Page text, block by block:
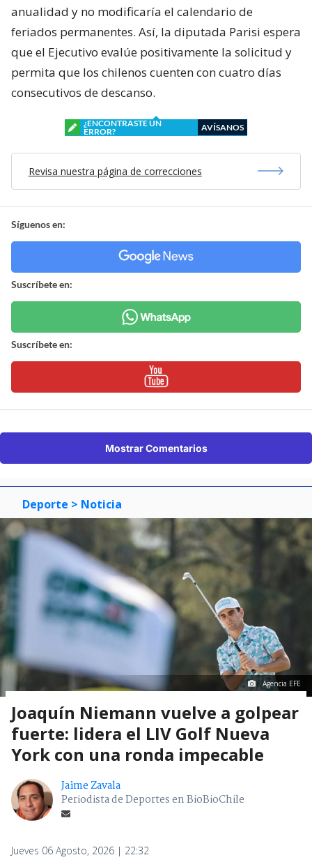
anualidad y no modificaría el calendario de
feriados permanentes. Así, la diputada Parisi espera
que el Ejecutivo evalúe positivamente la solicitud y
permita que los chilenos cuenten con cuatro días
consecutivos de descanso.
¿ENCONTRASTE UN
ERROR?
AVÍSANOS
Revisa nuestra página de correcciones
Síguenos en:
Suscríbete en:
Suscríbete en:
Mostrar Comentarios
Deporte > Noticia
Agencia EFE
Joaquín Niemann vuelve a golpear
fuerte: lidera el LIV Golf Nueva
York con una ronda impecable
Jaime Zavala
Periodista de Deportes en BioBioChile
Jueves 06 Agosto, 2026 | 22:32